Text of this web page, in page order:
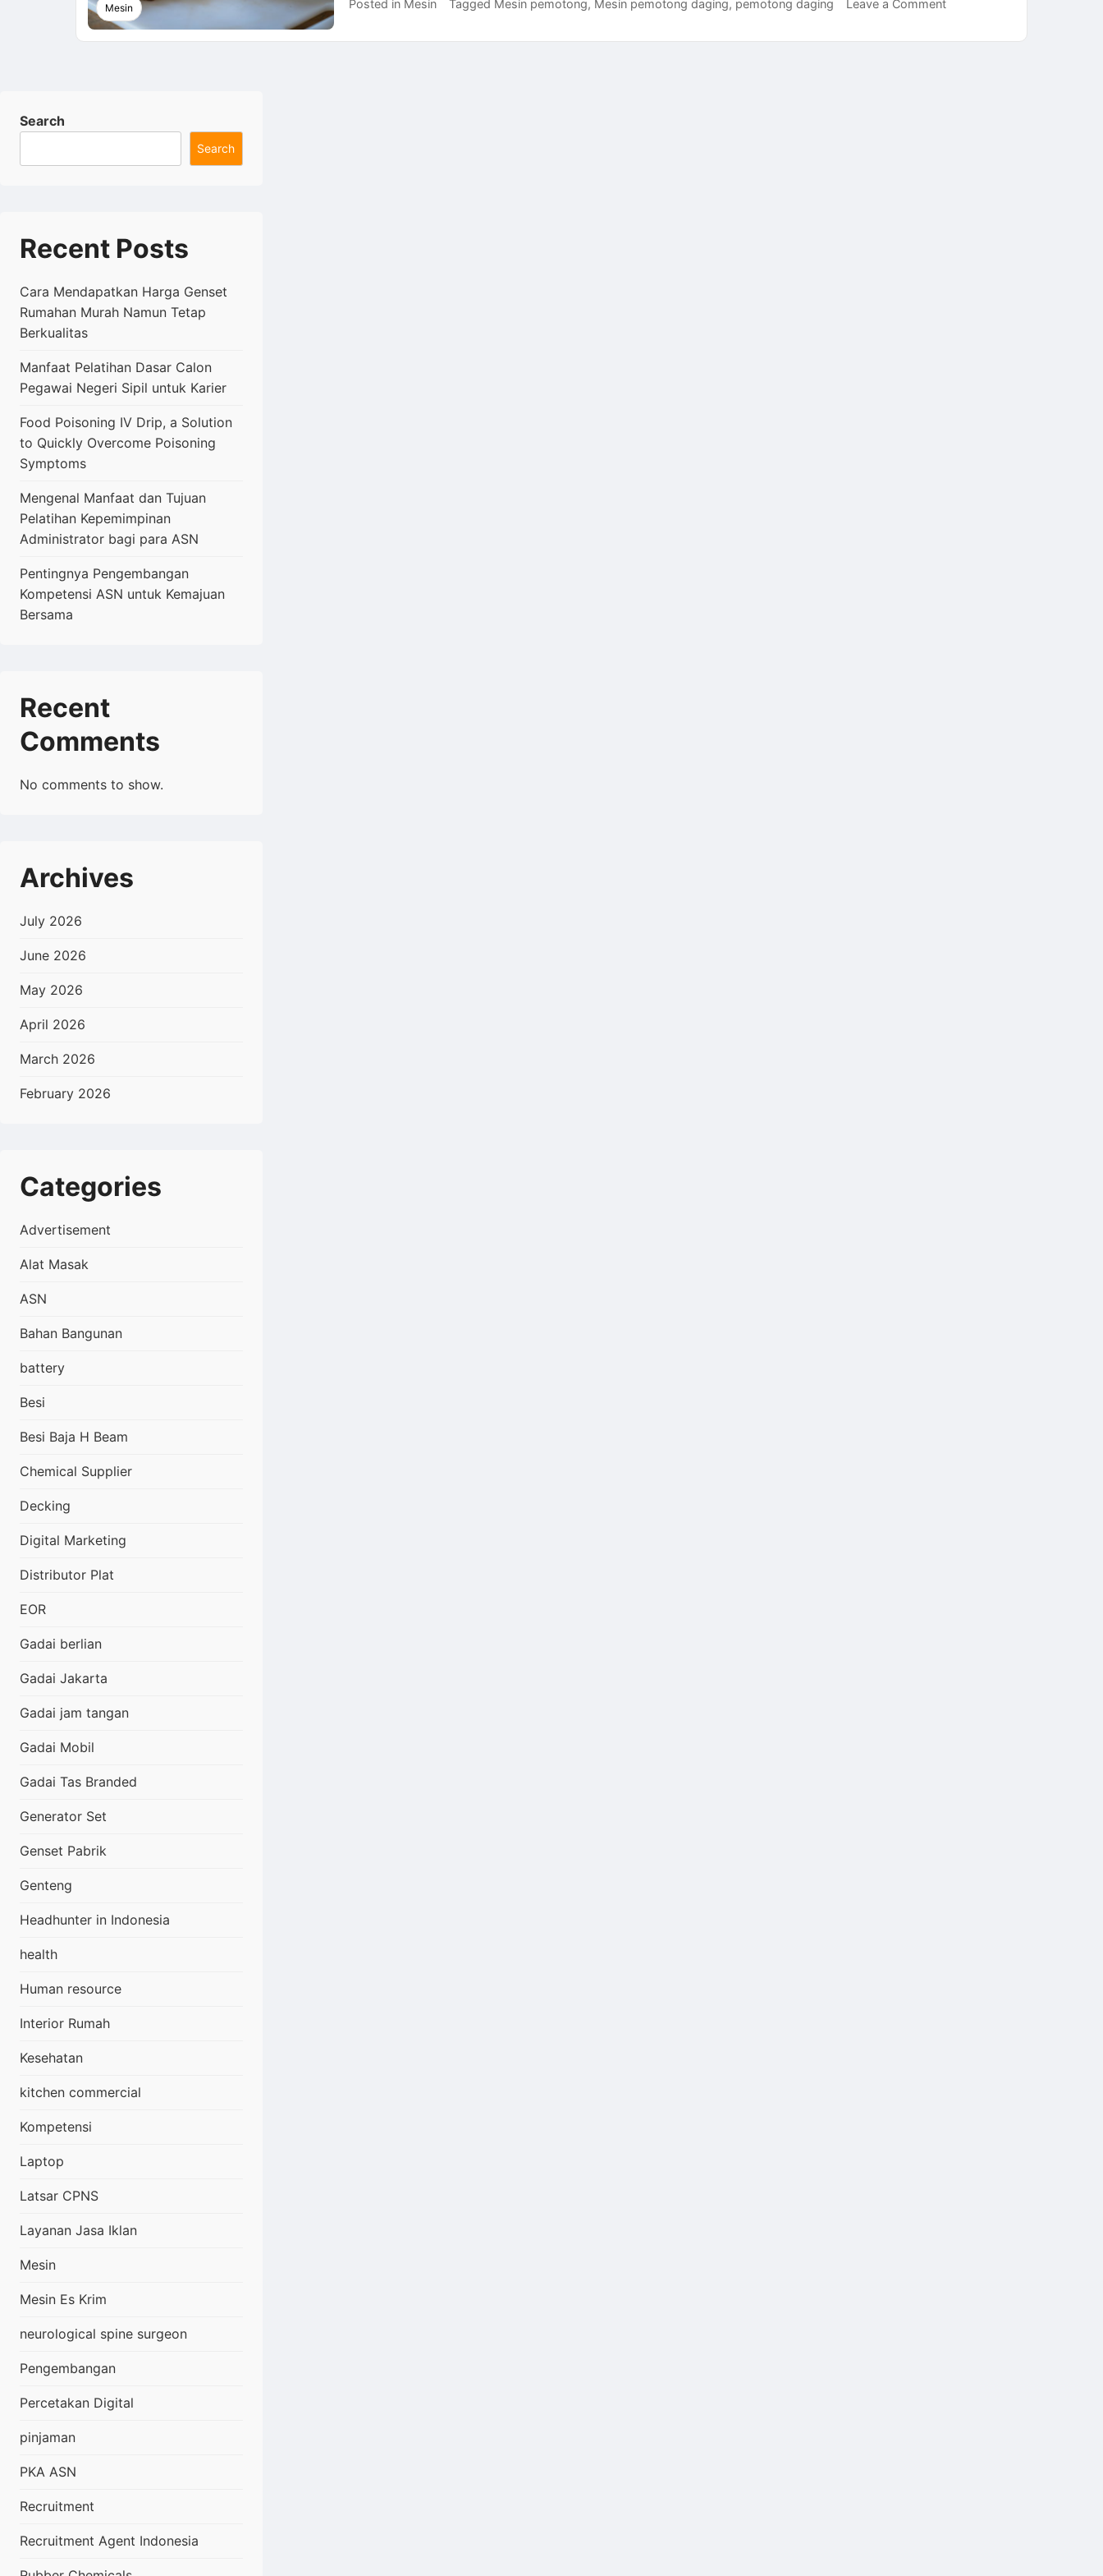
Mesin Posted in Mesin Tagged Mesin pemotong, Mesin pemotong daging, pemotong daging Leave a Commenton
Pemotong
Search
Search
Recent Posts
Cara Mendapatkan Harga Genset
Rumahan Murah Namun Tetap
Berkualitas
Manfaat Pelatihan Dasar Calon
Pegawai Negeri Sipil untuk Karier
Food Poisoning IV Drip, a Solution
to Quickly Overcome Poisoning
Symptoms
Mengenal Manfaat dan Tujuan
Pelatihan Kepemimpinan
Administrator bagi para ASN
Pentingnya Pengembangan
Kompetensi ASN untuk Kemajuan
Bersama
Recent
Comments
No comments to show.
Archives
July 2026
June 2026
May 2026
April 2026
March 2026
February 2026
Categories
Advertisement
Alat Masak
ASN
Bahan Bangunan
battery
Besi
Besi Baja H Beam
Chemical Supplier
Decking
Digital Marketing
Distributor Plat
EOR
Gadai berlian
Gadai Jakarta
Gadai jam tangan
Gadai Mobil
Gadai Tas Branded
Generator Set
Genset Pabrik
Genteng
Headhunter in Indonesia
health
Human resource
Interior Rumah
Kesehatan
kitchen commercial
Kompetensi
Laptop
Latsar CPNS
Layanan Jasa Iklan
Mesin
Mesin Es Krim
neurological spine surgeon
Pengembangan
Percetakan Digital
pinjaman
PKA ASN
Recruitment
Recruitment Agent Indonesia